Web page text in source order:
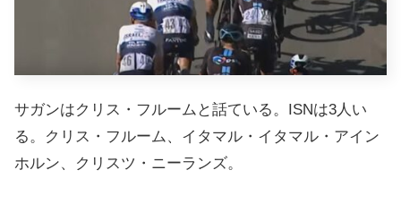
サガンはクリス・フルームと話ている。ISNは3人い
る。クリス・フルーム、イタマル・イタマル・アイン
ホルン、クリスツ・ニーランズ。